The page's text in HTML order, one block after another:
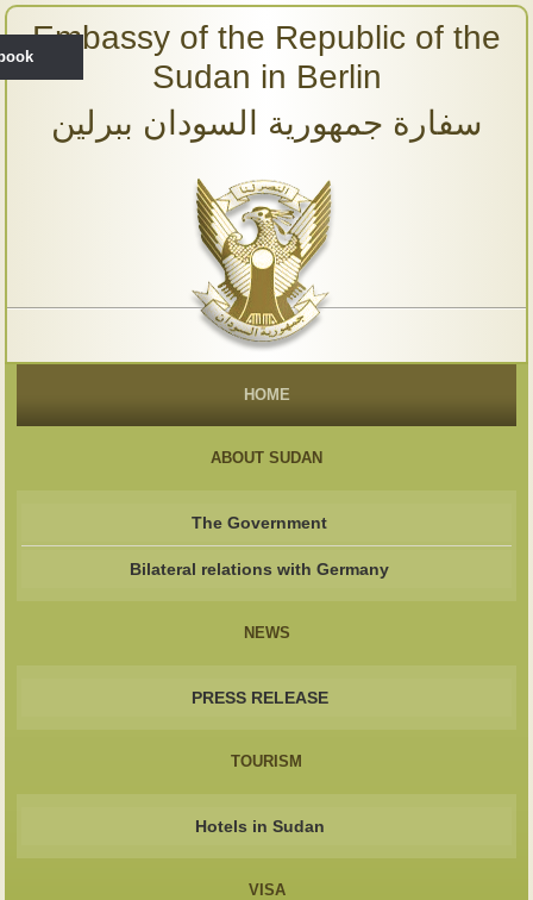
Embassy of the Republic of the
Sudan in Berlin
سفارة جمهورية السودان ببرلين
HOME
ABOUT SUDAN
The Government
Bilateral relations with Germany
NEWS
PRESS RELEASE
TOURISM
Hotels in Sudan
VISA